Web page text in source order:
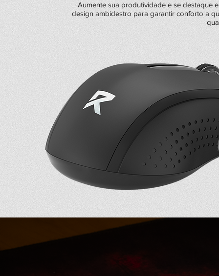
Aumente sua produtividade e se destaque
design ambidestro para garantir conforto a